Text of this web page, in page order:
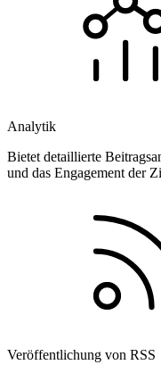
Analytik
Bietet detaillierte
und das Engagement der
Veröffentlichung von RSS